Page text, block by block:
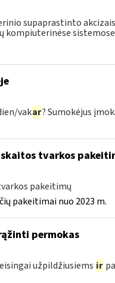
supaprastinto
kompiuterinėse sistemose
vakar? Sumokėjus
tvarkos
pakeitimų
pakeitimai nuo 2023 m.
permokas
užpildžiusiems ir